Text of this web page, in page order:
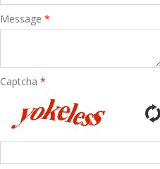
Message *
Captcha *